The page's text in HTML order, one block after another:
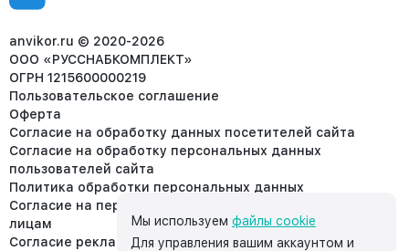
8 (953) 455-25-61
anvikor.ru © 2020-2026
ООО «РУССНАБКОМПЛЕКТ»
ОГРН 1215600000219
Пользовательское соглашение
Оферта
Согласие на обработку данных посетителей сайта
Согласие на обработку персональных данных
пользователей сайта
Политика обработки персональных данных
Согласие на передачу персональных данных третьим
лицам
Согласие реклама
Мы используем файлы cookie
Для управления вашим аккаунтом и